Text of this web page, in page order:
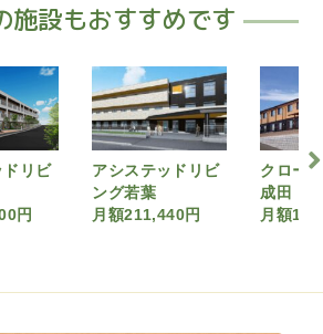
施設もおすすめです
ステッドリビ
葉
211,440円
クローバーホーム
成田
月額161,700円